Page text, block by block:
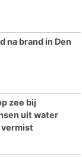
na brand in Den
zee bij
uit water
vermist